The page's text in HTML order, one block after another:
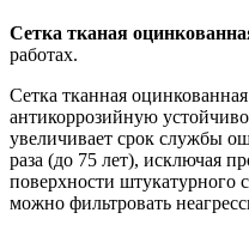
Сетка тканая
работах.
Сетка тканная
антикоррозийную
увеличивает срок службы
раза (до 75 лет), исключая
поверхности
можно фильтровать